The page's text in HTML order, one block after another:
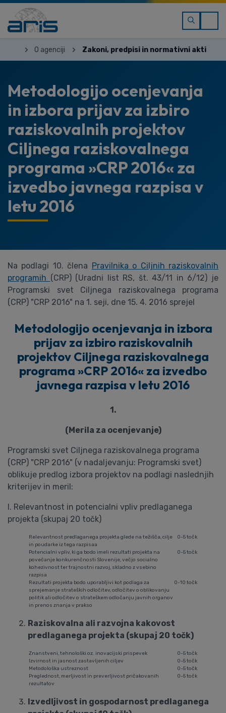
O agenciji Zakoni, predpisi in normativni akti
Metodologijo ocenjevanja
in izbora prijav za izbiro
raziskovalnih projektov
Ciljnega raziskovalnega
programa »CRP 2016« za
izvedbo javnega razpisa v
letu 2016
Na podlagi 10. člena Pravilnika o Ciljnih raziskovalnih
programih (CRP) (Uradni list RS, št. 43/11 in 6/12) je
Programski svet Ciljnega raziskovalnega programa
(CRP) "CRP 2016" na 1. seji, dne 15. 4. 2016 sprejel
Metodologijo ocenjevanja in izbora
prijav za izbiro raziskovalnih
projektov Ciljnega raziskovalnega
programa »CRP 2016« za izvedbo
javnega razpisa v letu 2016
1.
(Merila za ocenjevanje)
Programski svet Ciljnega raziskovalnega programa
(CRP) "CRP 2016" (v nadaljevanju: Programski svet)
oblikuje predlog izbora projektov na podlagi naslednjih
kriterijev in meril:
I. Relevantnost in potencialni vpliv predlaganega
projekta (skupaj 20 točk)
Relevantnost predlaganega projekta glede na težišča, cilje
in poudarke iz tega razpisaa
0-5 točk
Potencialni vpliv, ki ga bodo imeli rezultati projekta na
povečanje konkurenčnosti Slovenije, večjo socialno
kohezivnost ter trajnostni razvoj, skladno z vsebino
razpisa
0-5 točk
Rezultati projekta bodo uporabljivi kot podlaga za
sprejemanje strateških odločitev, odločitev o oblikovanju
politik ali odločitev o strateškem odločanju javnih organov
in prenos znanja v prakso
0-10 točk
Raziskovalna ali razvojna kakovost
predlaganega projekta (skupaj 20 točk)
Znanstveni, tehnološki oz. inovacijski prispevek
0-5 točk
Izvirnost in jasnost zastavljenih ciljev
0-5 točk
Metodološka ustreznost
0-5 točk
Preglednost, merljivost in preverljivost pričakovanih
rezultatov
0-5 točk
Izvedljivost in gospodarnost predlaganega